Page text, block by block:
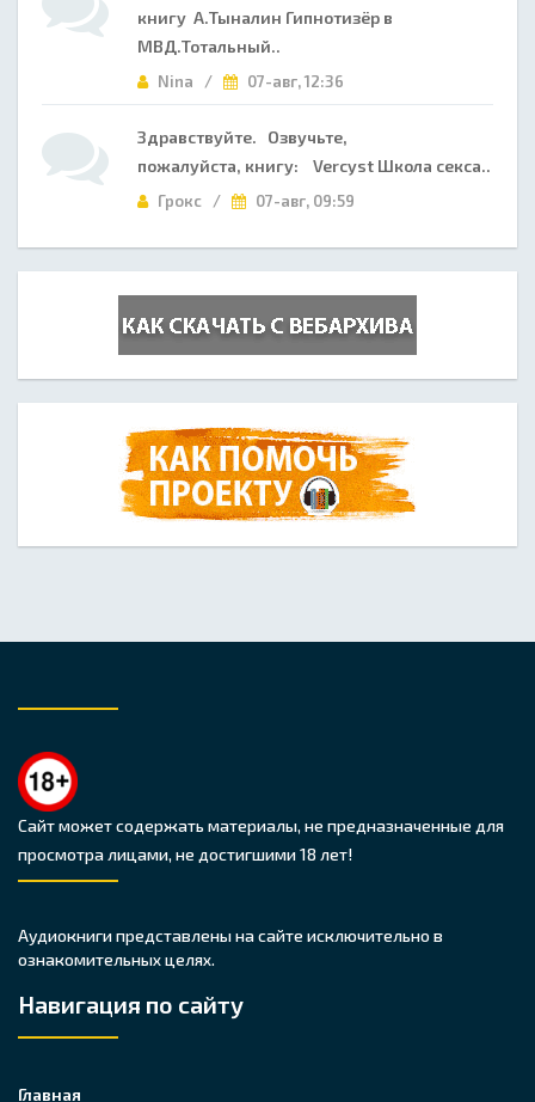
книгу А.Тыналин Гипнотизёр в
МВД.Тотальный..
Nina / 07-авг, 12:36
Здравствуйте. Озвучьте,
пожалуйста, книгу: Vercyst Школа секса..
Грокс / 07-авг, 09:59
Сайт может содержать материалы, не предназначенные для
просмотра лицами, не достигшими 18 лет!
Аудиокниги представлены на сайте исключительно в
ознакомительных целях.
Навигация по сайту
Главная